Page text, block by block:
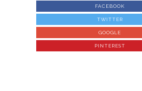
FACEBOOK
TWITTER
GOOGLE
PINTEREST